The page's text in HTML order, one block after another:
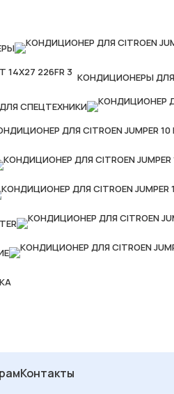
КОНДИЦИОНЕРЫ
СПЕЦТЕХНИКИ
Контакты